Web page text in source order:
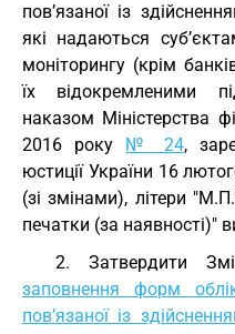
пов’язаної із
які надаються
моніторингу (крім
їх відокремленими
наказом Міністерства
2016 року № 24,
юстиції України 16
(зі змінами), літери
печатки (за наявності)"
2. Затвердити
заповнення форм
пов’язаної із